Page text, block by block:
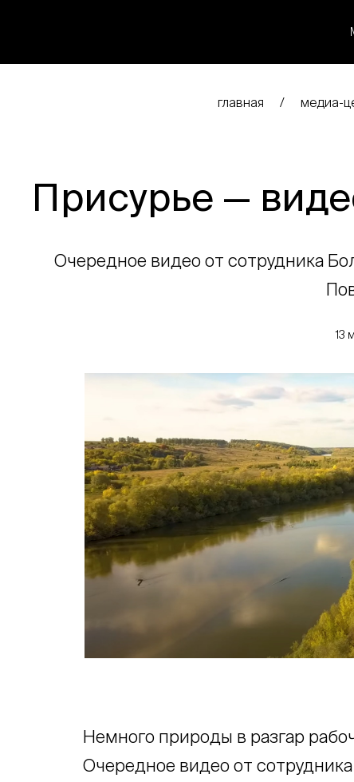
главная медиа-
Присурье —
Очередное видео от сотрудника
13
Немного природы в разгар
Очередное видео от